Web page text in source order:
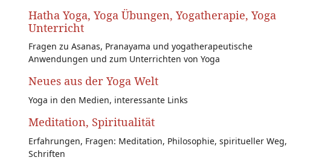
Hatha Yoga, Yoga Übungen, Yogatherapie, Yoga
Unterricht
Fragen zu Asanas, Pranayama und yogatherapeutische
Anwendungen und zum Unterrichten von Yoga
Neues aus der Yoga Welt
Yoga in den Medien, interessante Links
Meditation, Spiritualität
Erfahrungen, Fragen: Meditation, Philosophie, spiritueller Weg,
Schriften